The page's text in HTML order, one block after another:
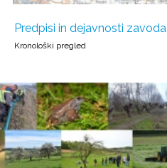
Predpisi in dejavnosti zavoda
Kronološki pregled